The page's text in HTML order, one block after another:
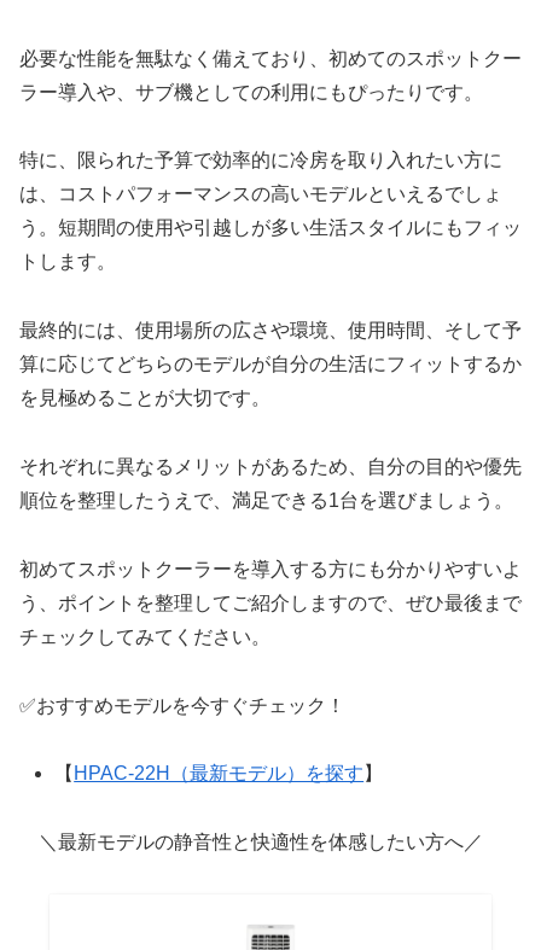
必要な性能を無駄なく備えており、初めてのスポットクー
ラー導入や、サブ機としての利用にもぴったりです。
特に、限られた予算で効率的に冷房を取り入れたい方に
は、コストパフォーマンスの高いモデルといえるでしょ
う。短期間の使用や引越しが多い生活スタイルにもフィッ
トします。
最終的には、使用場所の広さや環境、使用時間、そして予
算に応じてどちらのモデルが自分の生活にフィットするか
を見極めることが大切です。
それぞれに異なるメリットがあるため、自分の目的や優先
順位を整理したうえで、満足できる1台を選びましょう。
初めてスポットクーラーを導入する方にも分かりやすいよ
う、ポイントを整理してご紹介しますので、ぜひ最後まで
チェックしてみてください。
✅おすすめモデルを今すぐチェック！
【 HPAC-22H（最新モデル）を探す 】
＼最新モデルの静音性と快適性を体感したい方へ／